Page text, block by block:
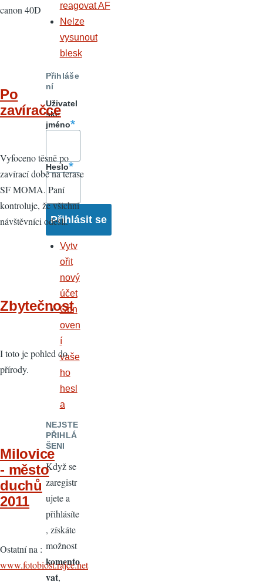
canon 40D
Po
zavíračce
Vyfoceno těsně po
zavírací době na terase
SF MOMA. Paní
kontroluje, že všichni
návštěvníci odešli.
Zbytečnost
I toto je pohled do
přírody.
Milovice
- město
duchů
2011
Ostatní na :
www.fotobiost.rajce.net
reagovat AF
Nelze
vysunout
blesk
Přihláše
ní
Uživatel
ské
jméno
Heslo
Vytv
ořit
nový
účet
Obn
oven
í
vaše
ho
hesl
a
NEJSTE
PŘIHLÁ
ŠENI
Když se
zaregistr
ujete a
přihlásíte
, získáte
možnost
komento
vat,